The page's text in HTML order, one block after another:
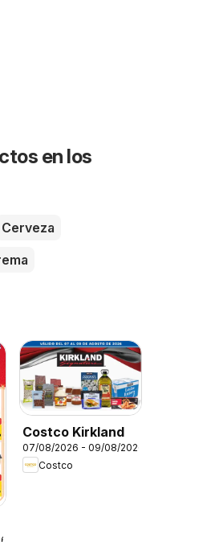
en los
Cerveza
Costco Kirkland
07/08/2026 - 09/08/2026
Costco